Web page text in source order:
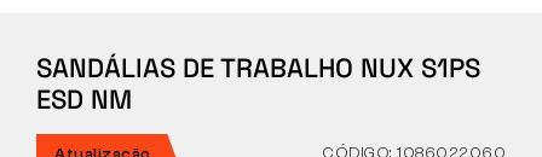
SOBRE NÓS
SANDÁLIAS DE TRABALHO NUX S1PS
ESD NM